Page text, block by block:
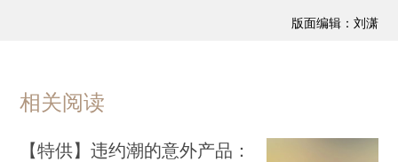
版面编辑：刘潇
相关阅读
【特供】违约潮的意外产品：